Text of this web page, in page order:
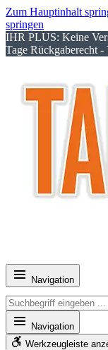
Zum Hauptinhalt
springen
IHR PLUS: Keine
Tage Rückgaberecht
Navigation
Navigation
Werkzeugleiste